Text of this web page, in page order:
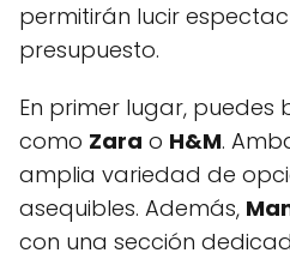
permitirán lucir
presupuesto.
En primer lugar, puedes
como Zara o H&M.
amplia variedad de
asequibles. Además,
con una sección